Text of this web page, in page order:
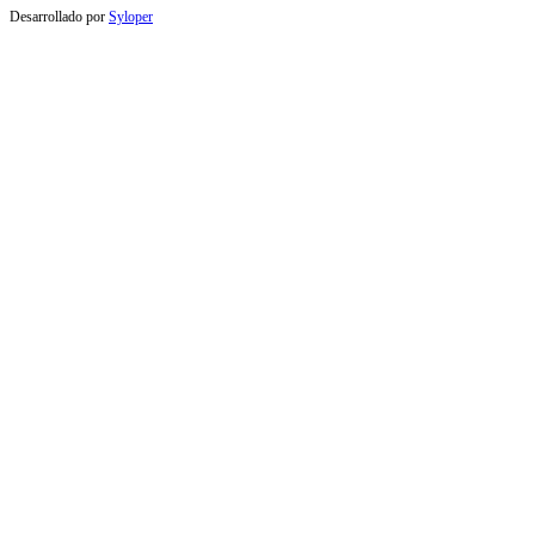
Desarrollado por Syloper